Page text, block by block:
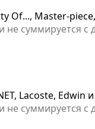
Of..., Master-
не суммируется
Lacoste, Edwin
не суммируется